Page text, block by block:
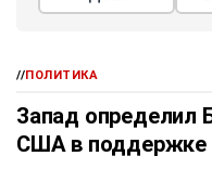
//ПОЛИТИКА
Запад определил
США в поддержке